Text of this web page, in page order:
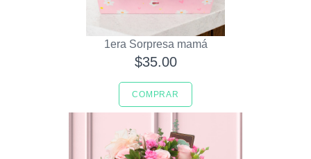
1era Sorpresa mamá
$35.00
COMPRAR